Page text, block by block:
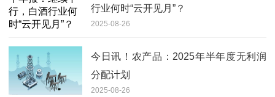
行业何时“云开见月”？
2025-08-26
今日讯！农产品：2025年半年度无利润
分配计划
2025-08-26